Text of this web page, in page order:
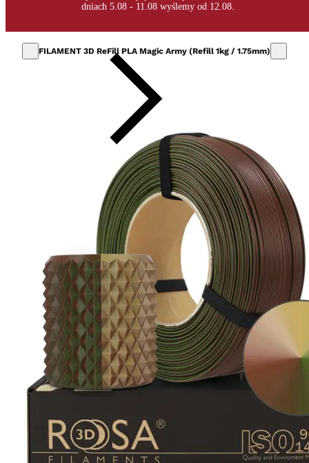
FILAMENT 3D ReFill PLA Magic Army (Refill 1kg / 1.75mm)